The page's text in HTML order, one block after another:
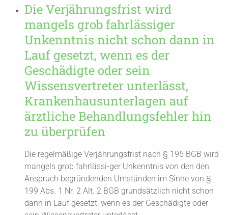
Die Verjährungsfrist wird
mangels grob fahrlässiger
Unkenntnis nicht schon dann in
Lauf gesetzt, wenn es der
Geschädigte oder sein
Wissensvertreter unterlässt,
Krankenhausunterlagen auf
ärztliche Behandlungsfehler hin
zu überprüfen
Die regelmäßige Verjährungsfrist nach § 195 BGB wird
mangels grob fahrlässi-ger Unkenntnis von den den
Anspruch begründenden Umständen im Sinne von §
199 Abs. 1 Nr. 2 Alt. 2 BGB grundsätzlich nicht schon
dann in Lauf gesetzt, wenn es der Geschädigte oder